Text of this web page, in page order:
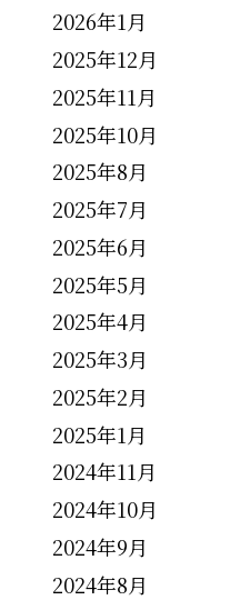
2026年1月
2025年12月
2025年11月
2025年10月
2025年8月
2025年7月
2025年6月
2025年5月
2025年4月
2025年3月
2025年2月
2025年1月
2024年11月
2024年10月
2024年9月
2024年8月